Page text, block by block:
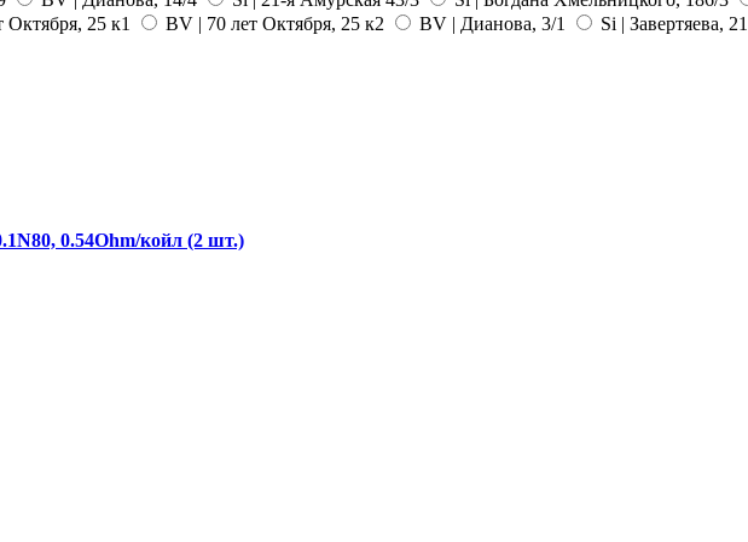
Октября, 25 к1 BV | 70 лет Октября, 25 к2 BV | Дианова, 3/1 Si | Завертяева,
0.54Ohm/койл (2 шт.)